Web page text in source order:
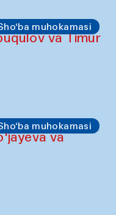
muhokamasi
va Timur
muhokamasi
va